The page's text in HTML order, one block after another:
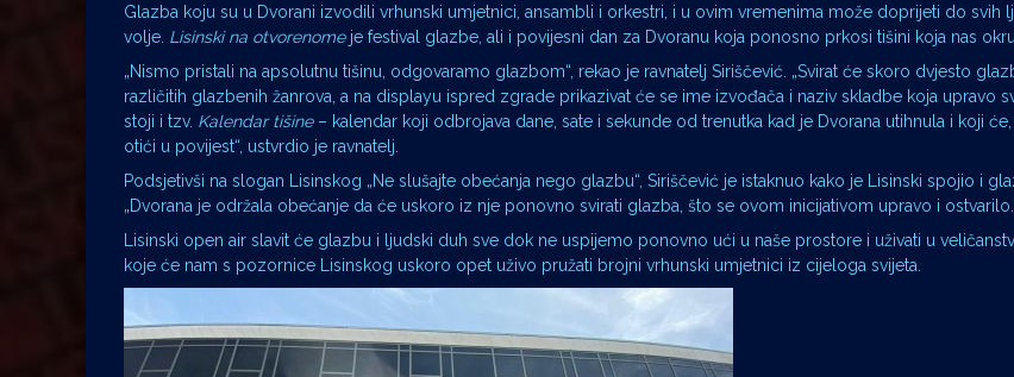
Glazba koju su u Dvorani izvodili vrhunski umjetnici, ansambli i orkestri, i u ovim vremenima može doprijeti do svih
volje. Lisinski na otvorenomeje festival glazbe, ali i povijesni dan za Dvoranu koja ponosno prkosi tišini koja nas
„Nismo pristali na apsolutnu tišinu, odgovaramo glazbom“, rekao je ravnatelj Siriščević. „Svirat će skoro dvjesto
različitih glazbenih žanrova, a na displayu ispred zgrade prikazivat će se ime izvođača i naziv skladbe koja upravo
stoji i tzv. Kalendar tišine– kalendar koji odbrojava dane, sate i sekunde od trenutka kad je Dvorana utihnula i koji
otići u povijest“, ustvrdio je ravnatelj.
Podsjetivši na slogan Lisinskog „Ne slušajte obećanja nego glazbu“, Siriščević je istaknuo kako je Lisinski spojio i
„Dvorana je održala obećanje da će uskoro iz nje ponovno svirati glazba, što se ovom inicijativom upravo i
Lisinski open air slavit će glazbu i ljudski duh sve dok ne uspijemo ponovno ući u naše prostore i uživati u
koje će nam s pozornice Lisinskog uskoro opet uživo pružati brojni vrhunski umjetnici iz cijeloga svijeta.